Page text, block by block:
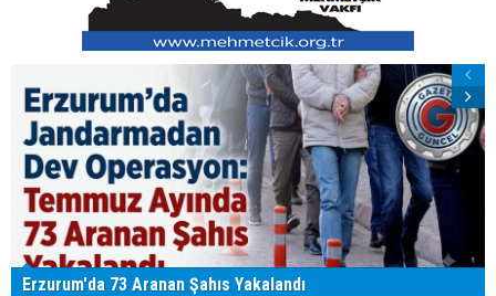
Erzurum'da 73 Aranan Şahıs Yakalandı